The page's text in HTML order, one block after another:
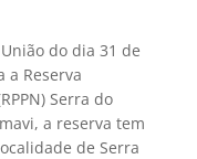
do dia 31 de
a Reserva
Serra do
a reserva tem
de Serra